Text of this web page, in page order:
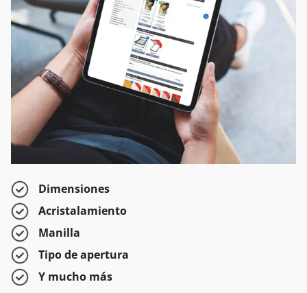
Dimensiones
Acristalamiento
Manilla
Tipo de apertura
Y mucho más